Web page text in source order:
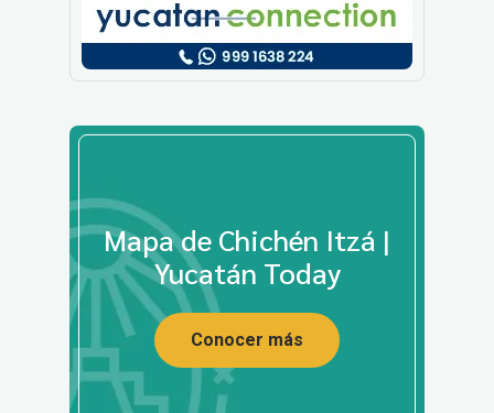
Mapa de Chichén Itzá |
Yucatán Today
Conocer más